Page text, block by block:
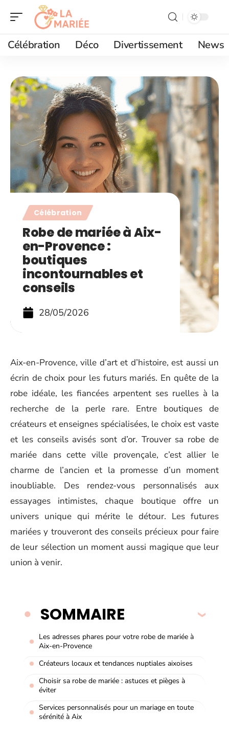
Célébration Déco Divertissement News
Célébration
Robe de mariée à Aix-
en-Provence :
boutiques
incontournables et
conseils
28/05/2026
Aix-en-Provence, ville d’art et d’histoire, est aussi un
écrin de choix pour les futurs mariés. En quête de la
robe idéale, les fiancées arpentent ses ruelles à la
recherche de la perle rare. Entre boutiques de
créateurs et enseignes spécialisées, le choix est vaste
et les conseils avisés sont d’or. Trouver sa robe de
mariée dans cette ville provençale, c’est allier le
charme de l’ancien et la promesse d’un moment
inoubliable. Des rendez-vous personnalisés aux
essayages intimistes, chaque boutique offre un
univers unique qui mérite le détour. Les futures
mariées y trouveront des conseils précieux pour faire
de leur sélection un moment aussi magique que leur
union à venir.
SOMMAIRE
Les adresses phares pour votre robe de mariée à
Aix-en-Provence
Créateurs locaux et tendances nuptiales aixoises
Choisir sa robe de mariée : astuces et pièges à
éviter
Services personnalisés pour un mariage en toute
sérénité à Aix